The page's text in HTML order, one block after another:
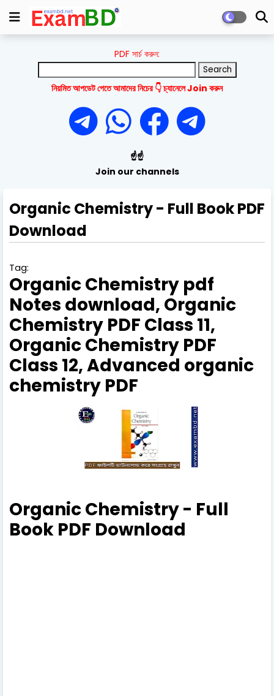
PDF সার্চ করুন:
নিয়মিত আপডেট পেতে আমাদের নিচের 👇 চ্যানেলে Join করুন
☝️☝️
Join our channels
Organic Chemistry - Full Book PDF
Download
Tag:
Organic Chemistry pdf
Notes download, Organic
Chemistry PDF Class 11,
Organic Chemistry PDF
Class 12, Advanced organic
chemistry PDF
Organic Chemistry - Full
Book PDF Download